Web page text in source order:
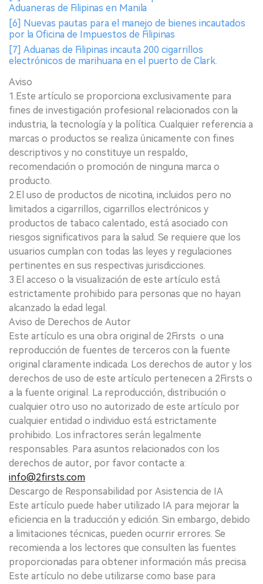
Aduaneras de Filipinas en Manila
[6] Nuevas pautas para el manejo de bienes incautados
por la Oficina de Impuestos de Filipinas
[7] Aduanas de Filipinas incauta 200 cigarrillos
electrónicos de marihuana en el puerto de Clark.
Aviso
1.Este artículo se proporciona exclusivamente para
fines de investigación profesional relacionados con la
industria, la tecnología y la política. Cualquier referencia a
marcas o productos se realiza únicamente con fines
descriptivos y no constituye un respaldo,
recomendación o promoción de ninguna marca o
producto.
2.El uso de productos de nicotina, incluidos pero no
limitados a cigarrillos, cigarrillos electrónicos y
productos de tabaco calentado, está asociado con
riesgos significativos para la salud. Se requiere que los
usuarios cumplan con todas las leyes y regulaciones
pertinentes en sus respectivas jurisdicciones.
3.El acceso o la visualización de este artículo está
estrictamente prohibido para personas que no hayan
alcanzado la edad legal.
Aviso de Derechos de Autor
Este artículo es una obra original de 2Firsts o una
reproducción de fuentes de terceros con la fuente
original claramente indicada. Los derechos de autor y los
derechos de uso de este artículo pertenecen a 2Firsts o
a la fuente original. La reproducción, distribución o
cualquier otro uso no autorizado de este artículo por
cualquier entidad o individuo está estrictamente
prohibido. Los infractores serán legalmente
responsables. Para asuntos relacionados con los
derechos de autor, por favor contacte a:
info@2firsts.com
Descargo de Responsabilidad por Asistencia de IA
Este artículo puede haber utilizado IA para mejorar la
eficiencia en la traducción y edición. Sin embargo, debido
a limitaciones técnicas, pueden ocurrir errores. Se
recomienda a los lectores que consulten las fuentes
proporcionadas para obtener información más precisa.
Este artículo no debe utilizarse como base para